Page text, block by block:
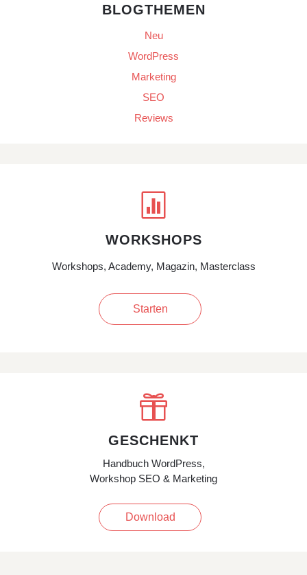
BLOGTHEMEN
Neu
WordPress
Marketing
SEO
Reviews

WORKSHOPS
Workshops, Academy, Magazin, Masterclass
Starten

GESCHENKT
Handbuch WordPress,
Workshop SEO & Marketing
Download